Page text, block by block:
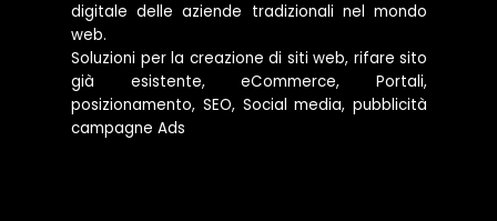
digitale delle aziende tradizionali nel mondo
web.
Soluzioni per la creazione di siti web, rifare sito
già esistente, eCommerce, Portali,
posizionamento, SEO, Social media, pubblicità
campagne Ads